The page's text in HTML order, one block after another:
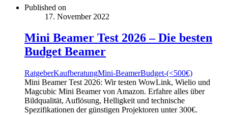
Published on
17. November 2022
Mini Beamer Test 2026 – Die besten
Budget Beamer
RatgeberKaufberatungMini-BeamerBudget-(<500€)
Mini Beamer Test 2026: Wir testen WowLink, Wielio und
Magcubic Mini Beamer von Amazon. Erfahre alles über
Bildqualität, Auflösung, Helligkeit und technische
Spezifikationen der günstigen Projektoren unter 300€.